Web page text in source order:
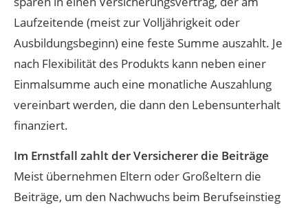
Laufzeitende (meist zur Volljährigkeit oder
Ausbildungsbeginn) eine feste Summe auszahlt. Je
nach Flexibilität des Produkts kann neben einer
Einmalsumme auch eine monatliche Auszahlung
vereinbart werden, die dann den Lebensunterhalt
finanziert.
Im Ernstfall zahlt der Versicherer die Beiträge
Meist übernehmen Eltern oder Großeltern die
Beiträge, um den Nachwuchs beim Berufseinstieg